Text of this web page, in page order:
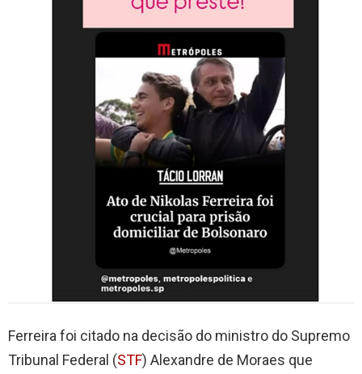
Ferreira foi citado na decisão do ministro do Supremo
Tribunal Federal (STF) Alexandre de Moraes que